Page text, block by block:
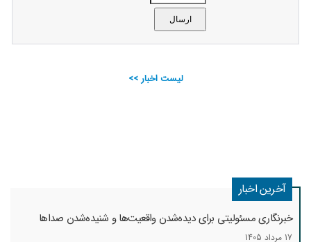
لیست اخبار >>
آخرین اخبار
خبرنگاری مسئولیتی برای دیده‌شدن واقعیت‌ها و شنیده‌شدن صداها
17 مرداد 1405